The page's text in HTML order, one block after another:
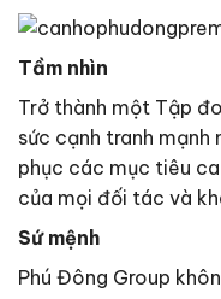
Tầm nhìn
Trở thành một Tập
sức cạnh tranh mạnh
phục các mục tiêu
của mọi đối tác và
Sứ mệnh
Phú Đông Group